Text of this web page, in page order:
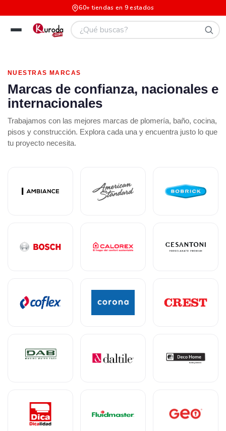
60+ tiendas en 9 estados
NUESTRAS MARCAS
Marcas de confianza, nacionales e
internacionales
Trabajamos con las mejores marcas de plomería, baño, cocina,
pisos y construcción. Explora cada una y encuentra justo lo que
tu proyecto necesita.